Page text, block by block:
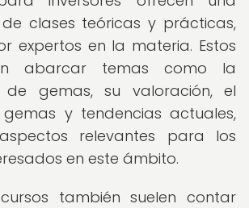
clases teóricas y prácticas,
expertos en la materia. Estos
abarcar temas como la
de gemas, su valoración, el
y tendencias actuales,
relevantes para los
en este ámbito.
también suelen contar